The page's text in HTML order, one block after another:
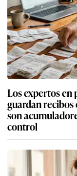
Los expertos en
guardan recibos
son
control